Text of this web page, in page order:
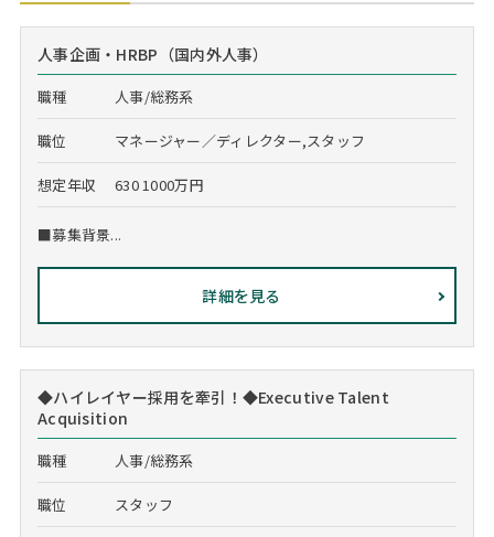
人事企画・HRBP（国内外人事）
職種 人事/総務系
職位 マネージャー／ディレクター,スタッフ
想定年収 630 1000万円
■募集背景...
詳細を見る
◆ハイレイヤー採用を牽引！◆Executive Talent
Acquisition
職種 人事/総務系
職位 スタッフ